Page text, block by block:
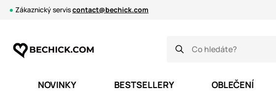
Zákaznický serviscontact@bechick.com
NOVINKY BESTSELLERY OBLEČENÍ